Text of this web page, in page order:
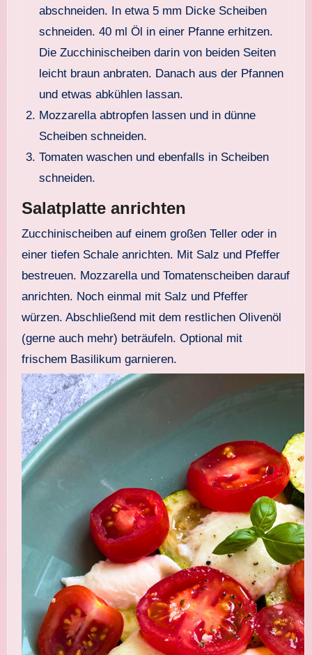
abschneiden. In etwa 5 mm Dicke Scheiben
schneiden. 40 ml Öl in einer Pfanne erhitzen.
Die Zucchinischeiben darin von beiden Seiten
leicht braun anbraten. Danach aus der Pfannen
und etwas abkühlen lassan.
Mozzarella abtropfen lassen und in dünne
Scheiben schneiden.
Tomaten waschen und ebenfalls in Scheiben
schneiden.
Salatplatte anrichten
Zucchinischeiben auf einem großen Teller oder in
einer tiefen Schale anrichten. Mit Salz und Pfeffer
bestreuen. Mozzarella und Tomatenscheiben darauf
anrichten. Noch einmal mit Salz und Pfeffer
würzen. Abschließend mit dem restlichen Olivenöl
(gerne auch mehr) beträufeln. Optional mit
frischem Basilikum garnieren.